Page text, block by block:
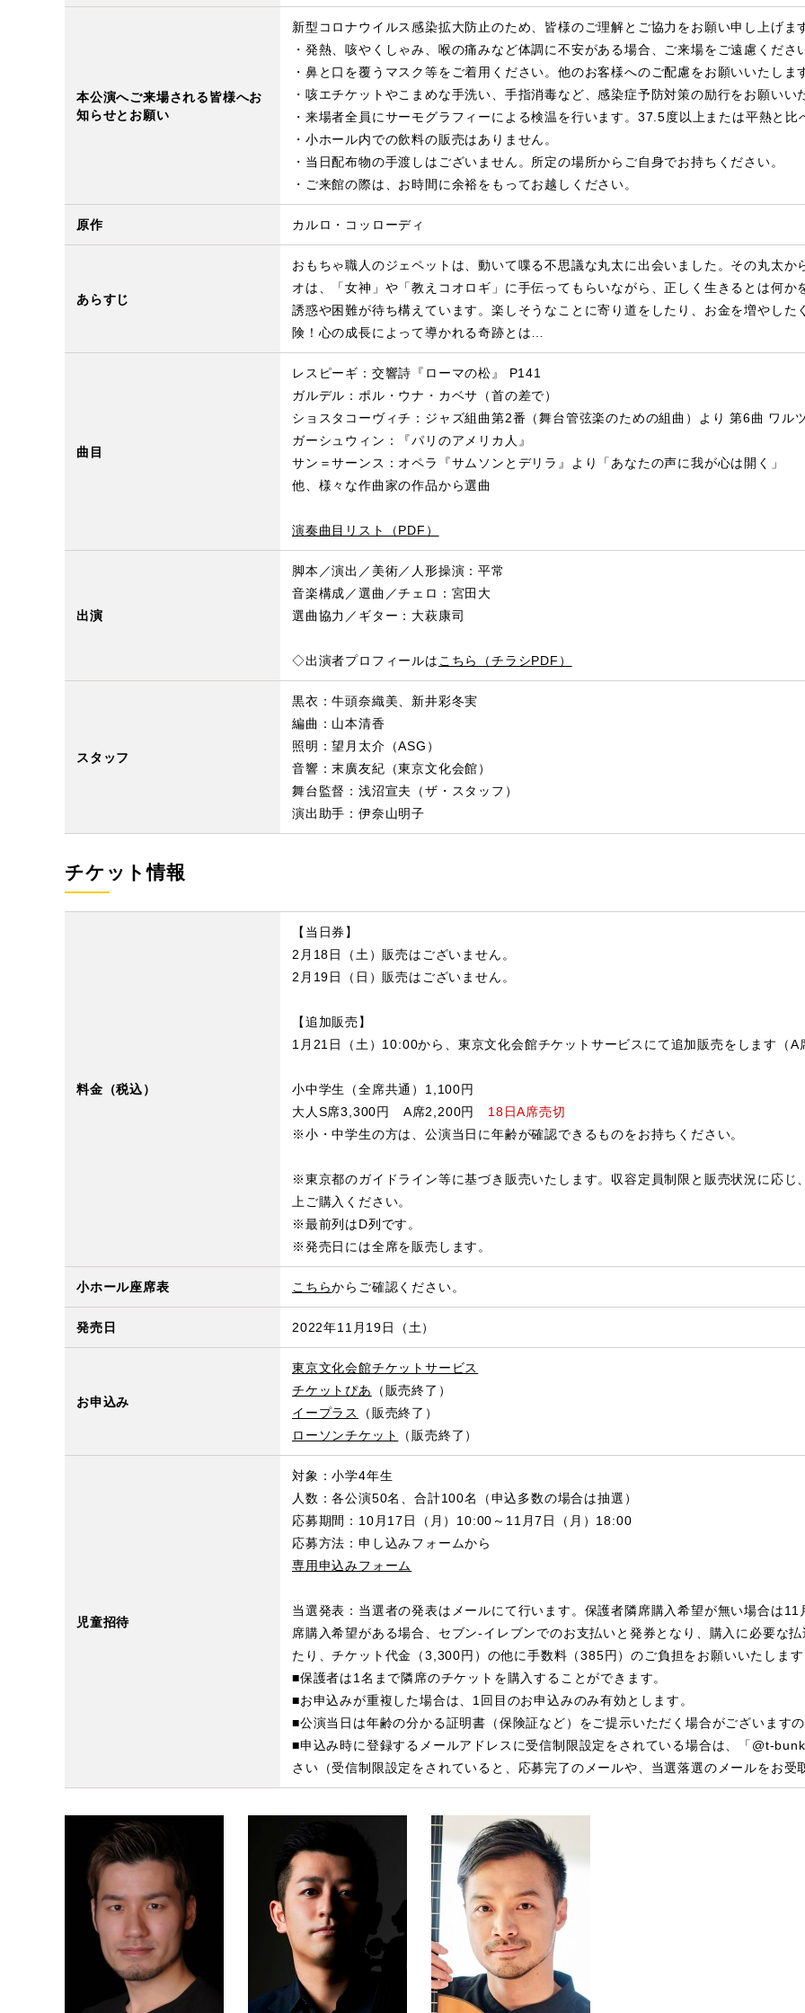
本公演へご来場される皆様へお
知らせとお願い
新型コロナウイルス感染拡大防止のため、皆様のご理解とご協力をお願い申し上げま
・発熱、咳やくしゃみ、喉の痛みなど体調に不安がある場合、ご来場をご遠慮くださ
・鼻と口を覆うマスク等をご着用ください。他のお客様へのご配慮をお願いいたしま
・咳エチケットやこまめな手洗い、手指消毒など、感染症予防対策の励行をお願いい
・来場者全員にサーモグラフィーによる検温を行います。37.5度以上または平熱と
・小ホール内での飲料の販売はありません。
・当日配布物の手渡しはございません。所定の場所からご自身でお持ちください。
・ご来館の際は、お時間に余裕をもってお越しください。
原作 カルロ・コッローディ
あらすじ
おもちゃ職人のジェペットは、動いて喋る不思議な丸太に出会いました。その丸太
オは、「女神」や「教えコオロギ」に手伝ってもらいながら、正しく生きるとは何
誘惑や困難が待ち構えています。楽しそうなことに寄り道をしたり、お金を増やし
険！心の成長によって導かれる奇跡とは…
曲目
レスピーギ：交響詩『ローマの松』 P141
ガルデル：ポル・ウナ・カベサ（首の差で）
ショスタコーヴィチ：ジャズ組曲第2番（舞台管弦楽のための組曲）より 第6曲 ワル
ガーシュウィン：『パリのアメリカ人』
サン＝サーンス：オペラ『サムソンとデリラ』より「あなたの声に我が心は開く」
他、様々な作曲家の作品から選曲
演奏曲目リスト（PDF）
出演
脚本／演出／美術／人形操演：平常
音楽構成／選曲／チェロ：宮田大
選曲協力／ギター：大萩康司
◇出演者プロフィールはこちら（チラシPDF）
スタッフ
黒衣：牛頭奈織美、新井彩冬実
編曲：山本清香
照明：望月太介（ASG）
音響：末廣友紀（東京文化会館）
舞台監督：浅沼宣夫（ザ・スタッフ）
演出助手：伊奈山明子
チケット情報
料金（税込）
【当日券】
2月18日（土）販売はございません。
2月19日（日）販売はございません。
【追加販売】
1月21日（土）10:00から、東京文化会館チケットサービスにて追加販売をします
小中学生（全席共通）1,100円
大人S席3,300円 A席2,200円 18日A席売切
※小・中学生の方は、公演当日に年齢が確認できるものをお持ちください。
※東京都のガイドライン等に基づき販売いたします。収容定員制限と販売状況に応
上ご購入ください。
※最前列はD列です。
※発売日には全席を販売します。
小ホール座席表 こちらからご確認ください。
発売日 2022年11月19日（土）
お申込み
東京文化会館チケットサービス
チケットぴあ
（販売終了）
イープラス
（販売終了）
ローソンチケット
（販売終了）
児童招待
対象：小学4年生
人数：各公演50名、合計100名（申込多数の場合は抽選）
応募期間：10月17日（月）10:00～11月7日（月）18:00
応募方法：申し込みフォームから
専用申込みフォーム
当選発表：当選者の発表はメールにて行います。保護者隣席購入希望が無い場合は
席購入希望がある場合、セブン-イレブンでのお支払いと発券となり、購入に必要な
たり、チケット代金（3,300円）の他に手数料（385円）のご負担をお願いいたしま
■保護者は1名まで隣席のチケットを購入することができます。
■お申込みが重複した場合は、1回目のお申込みのみ有効とします。
■公演当日は年齢の分かる証明書（保険証など）をご提示いただく場合がございます
■申込み時に登録するメールアドレスに受信制限設定をされている場合は、「@t-
さい（受信制限設定をされていると、応募完了のメールや、当選落選のメールをお受